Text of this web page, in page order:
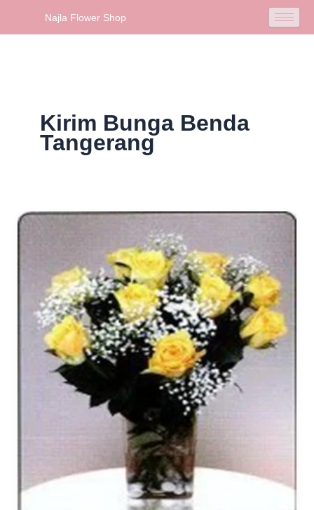
Najla Flower Shop
Kirim Bunga Benda
Tangerang